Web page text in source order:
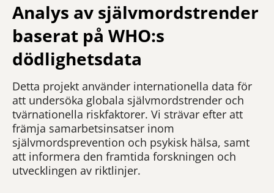
Analys av självmordstrender
baserat på WHO:s
dödlighetsdata
Detta projekt använder internationella data för
att undersöka globala självmordstrender och
tvärnationella riskfaktorer. Vi strävar efter att
främja samarbetsinsatser inom
självmordsprevention och psykisk hälsa, samt
att informera den framtida forskningen och
utvecklingen av riktlinjer.